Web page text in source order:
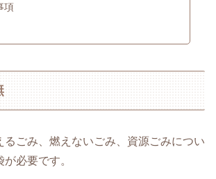
項
るごみ、燃えないごみ、資源ごみについ
必要です。